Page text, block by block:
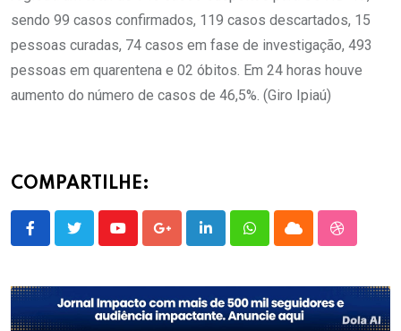
sendo 99 casos confirmados, 119 casos descartados, 15
pessoas curadas, 74 casos em fase de investigação, 493
pessoas em quarentena e 02 óbitos. Em 24 horas houve
aumento do número de casos de 46,5%. (Giro Ipiaú)
COMPARTILHE:
YoutubeGoogle+LinkedInWhatsappCloud